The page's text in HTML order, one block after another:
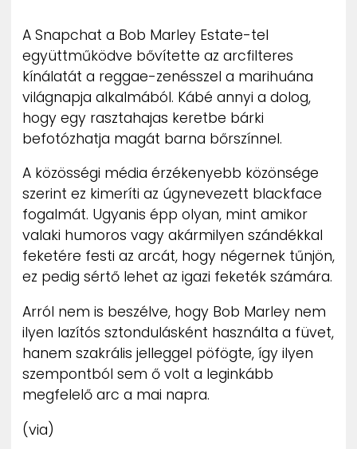
ZENE
MÉDIAAJÁNLAT
IMPRESSZUM
PR-ARCHÍVUM
ADATKEZELÉSI TÁJÉKOZTATÓ
A Snapchat a Bob Marley Estate-tel
együttműködve bővítette az arcfilteres
kínálatát a reggae-zenésszel a marihuána
világnapja alkalmából. Kábé annyi a dolog,
hogy egy rasztahajas keretbe bárki
befotózhatja magát barna bőrszínnel.
A közösségi média érzékenyebb közönsége
szerint ez kimeríti az úgynevezett blackface
fogalmát. Ugyanis épp olyan, mint amikor
valaki humoros vagy akármilyen szándékkal
feketére festi az arcát, hogy négernek tűnjön,
ez pedig sértő lehet az igazi feketék számára.
Arról nem is beszélve, hogy Bob Marley nem
ilyen lazítós sztondulásként használta a füvet,
hanem szakrális jelleggel pöfögte, így ilyen
szempontból sem ő volt a leginkább
megfelelő arc a mai napra.
(via)